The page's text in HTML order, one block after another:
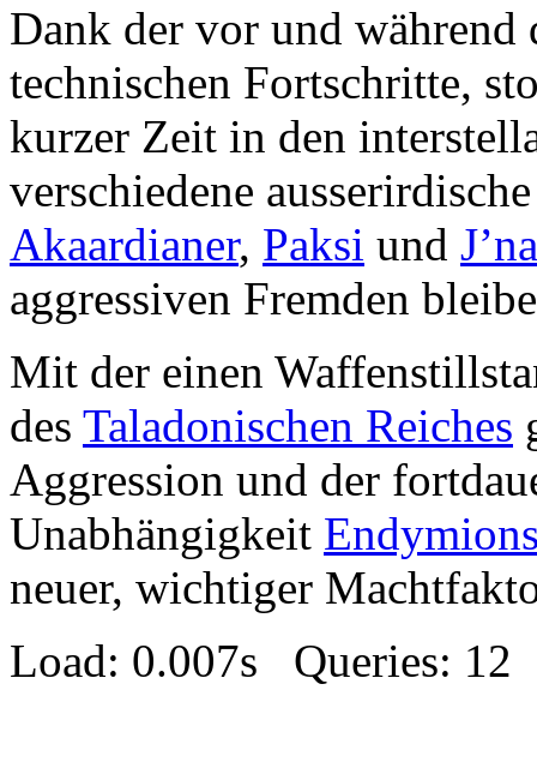
Dank der vor und
technischen Fortschritte,
kurzer Zeit in den
verschiedene
Akaardianer, Paksi und
aggressiven Fremden
Mit der einen
des Taladonischen Reiches
Aggression und der
Unabhängigkeit
neuer, wichtiger
Load: 0.007s Queries: